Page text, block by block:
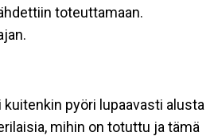
toteuttamaan.
pyöri lupaavasti alusta
mihin on totuttu ja tämä